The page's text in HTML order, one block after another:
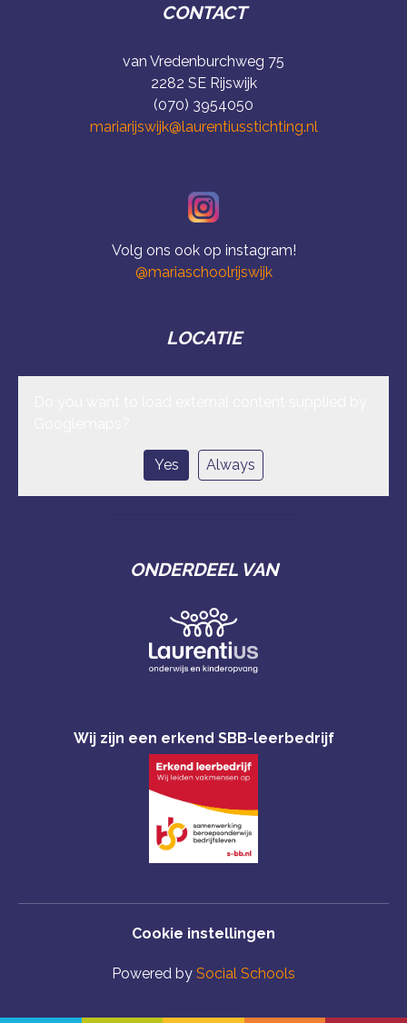
CONTACT
van Vredenburchweg 75
2282 SE Rijswijk
(070) 3954050
mariarijswijk@laurentiusstichting.nl
Volg ons ook op instagram!
@mariaschoolrijswijk
LOCATIE
Yes Always
ONDERDEEL VAN
Wij zijn een erkend SBB-leerbedrijf
Cookie instellingen
Powered by Social Schools